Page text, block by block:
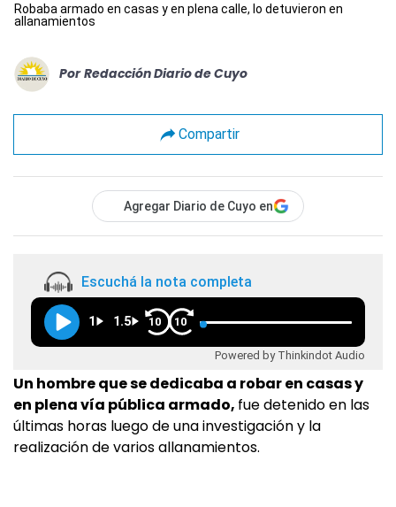
Robaba armado en casas y en plena calle, lo detuvieron en
allanamientos
Por Redacción Diario de Cuyo
Compartir
Agregar Diario de Cuyo en
Escuchá la nota completa
1 1.5 10 10
Powered by Thinkindot Audio
Un hombre que se dedicaba a robar en casas y
en plena vía pública armado, fue detenido en las
últimas horas luego de una investigación y la
realización de varios allanamientos.